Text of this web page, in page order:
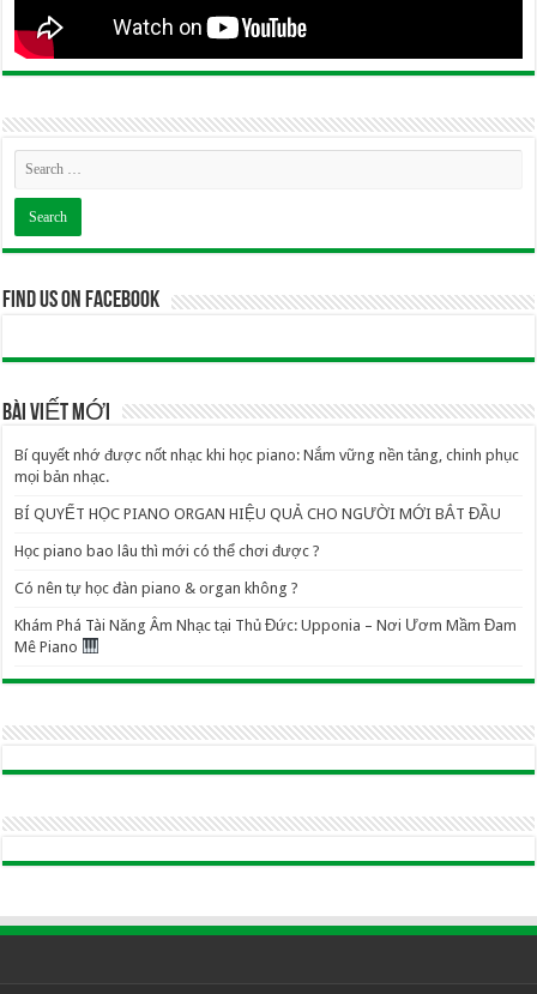
Find us on Facebook
BÀI VIẾT MỚI
Bí quyết nhớ được nốt nhạc khi học piano: Nắm vững nền tảng, chinh phục
mọi bản nhạc.
BÍ QUYẾT HỌC PIANO ORGAN HIỆU QUẢ CHO NGƯỜI MỚI BẮT ĐẦU
Học piano bao lâu thì mới có thể chơi được ?
Có nên tự học đàn piano & organ không ?
Khám Phá Tài Năng Âm Nhạc tại Thủ Đức: Upponia – Nơi Ươm Mầm Đam
Mê Piano